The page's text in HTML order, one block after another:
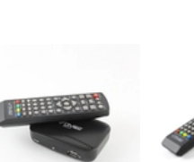
мощный
позволяет наслаждаться
видео и
с флешки или жесткого